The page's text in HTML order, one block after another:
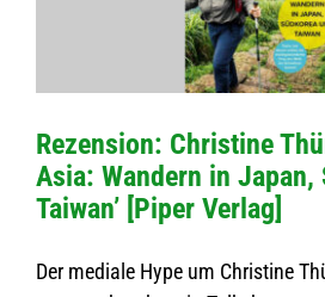
Rezen­sion: Chris­tine
Asia: Wan­dern in Japan,
Tai­wan’ [Piper Verlag]
Der mediale Hype um Chris­tine